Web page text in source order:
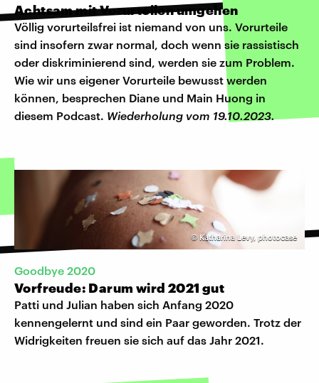
Achtsam mit Vorurteilen umgehen
Völlig vorurteilsfrei ist niemand von uns. Vorurteile
sind insofern zwar normal, doch wenn sie rassistisch
oder diskriminierend sind, werden sie zum Problem.
Wie wir uns eigener Vorurteile bewusst werden
können, besprechen Diane und Main Huong in
diesem Podcast. Wiederholung vom 19.10.2023.
© Katharina Levy, photocase
Goodbye 2020
Vorfreude: Darum wird 2021 gut
Patti und Julian haben sich Anfang 2020
kennengelernt und sind ein Paar geworden. Trotz der
Widrigkeiten freuen sie sich auf das Jahr 2021.